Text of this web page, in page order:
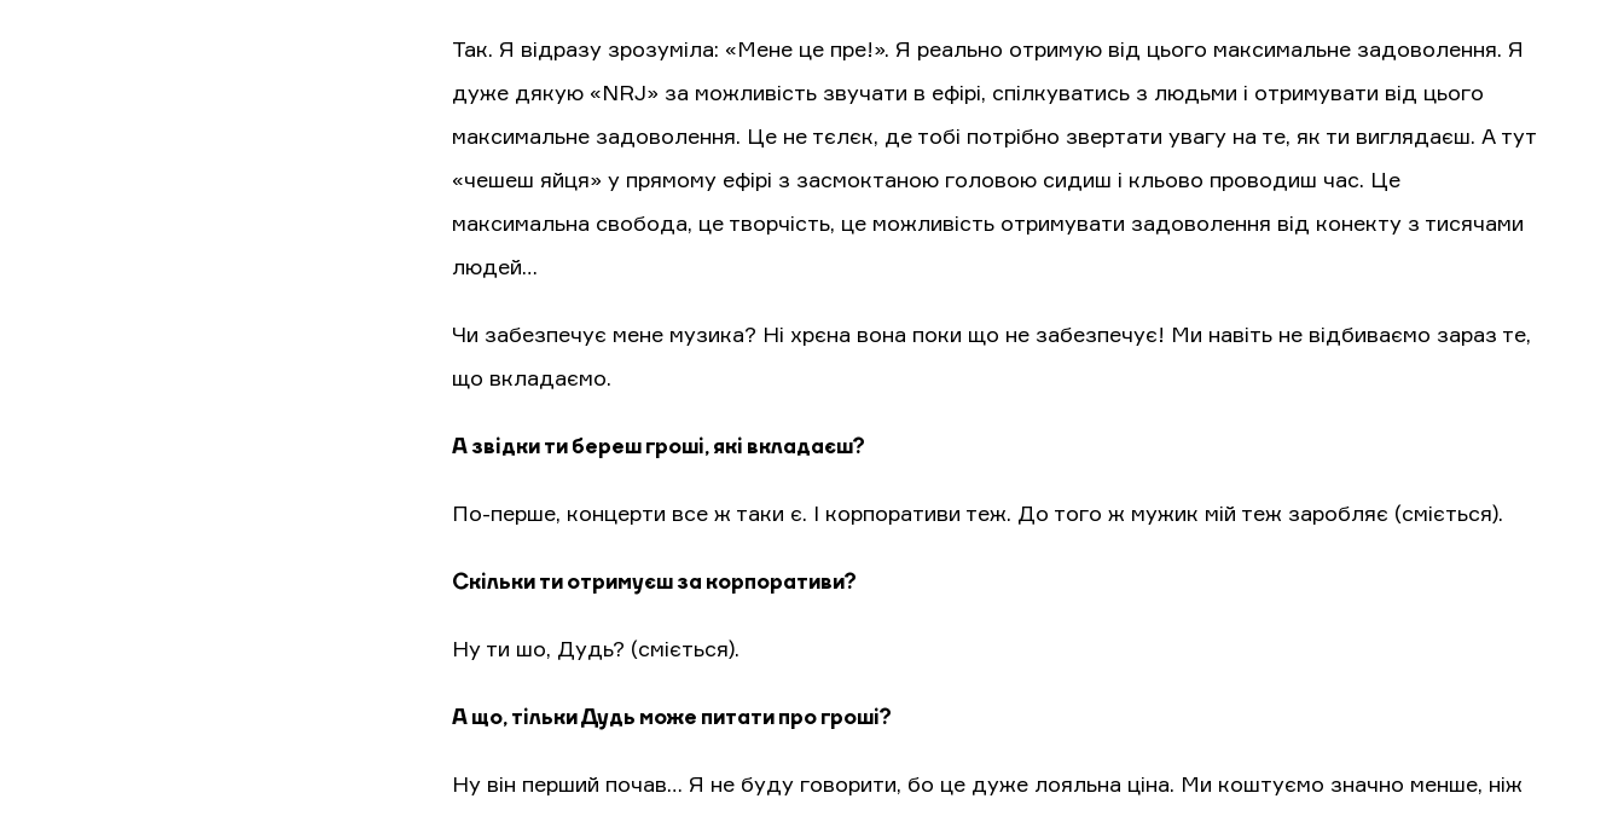
Так. Я відразу зрозуміла: «Мене це пре!». Я реально отримую від цього максимальне задоволення. Я
дуже дякую «NRJ» за можливість звучати в ефірі, спілкуватись з людьми і отримувати від цього
максимальне задоволення. Це не тєлєк, де тобі потрібно звертати увагу на те, як ти виглядаєш. А тут
«чешеш яйця» у прямому ефірі з засмоктаною головою сидиш і кльово проводиш час. Це
максимальна свобода, це творчість, це можливість отримувати задоволення від конекту з тисячами
людей…
Чи забезпечує мене музика? Ні хрєна вона поки що не забезпечує! Ми навіть не відбиваємо зараз те,
що вкладаємо.
А звідки ти береш гроші, які вкладаєш?
По-перше, концерти все ж таки є. І корпоративи теж. До того ж мужик мій теж заробляє (сміється).
Скільки ти отримуєш за корпоративи?
Ну ти шо, Дудь? (сміється).
А що, тільки Дудь може питати про гроші?
Ну він перший почав… Я не буду говорити, бо це дуже лояльна ціна. Ми коштуємо значно менше, ніж